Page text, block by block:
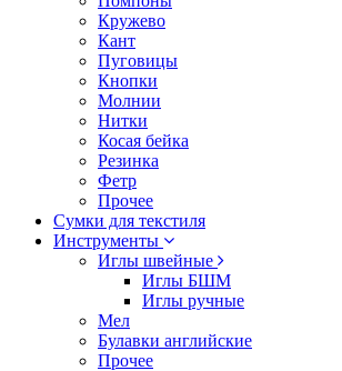
Кружево
Кант
Пуговицы
Кнопки
Молнии
Нитки
Косая бейка
Резинка
Фетр
Прочее
Сумки для текстиля
Инструменты
Иглы швейные
Иглы БШМ
Иглы ручные
Мел
Булавки английские
Прочее